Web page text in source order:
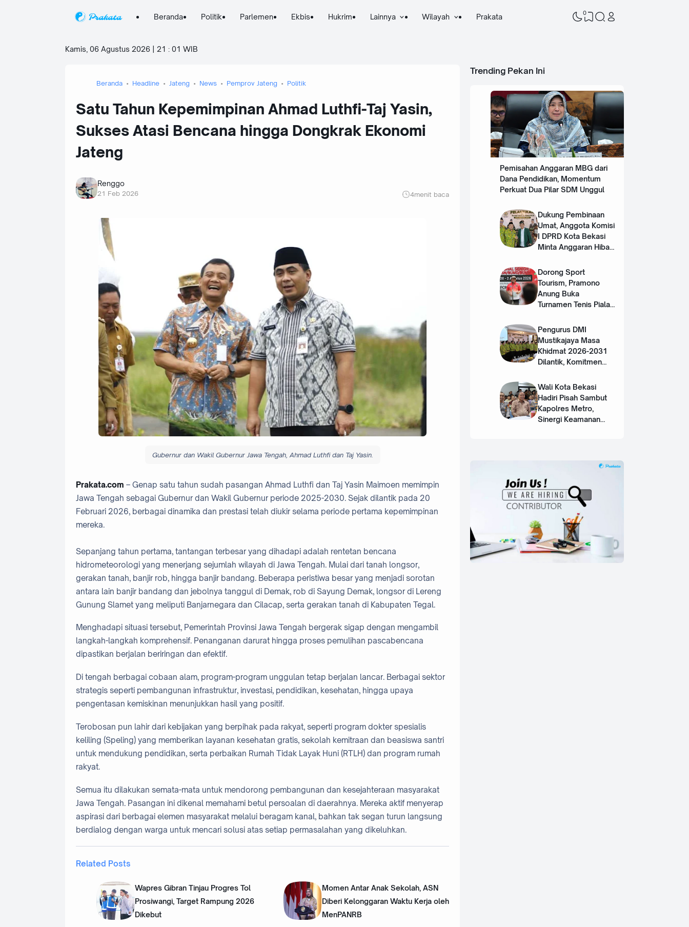
Beranda Politik Parlemen Ekbis Hukrim Lainnya Wilayah Prakata 0
Kamis, 06 Agustus 2026 | 21 : 01 WIB
Beranda Headline Jateng News Pemprov Jateng Politik
Satu Tahun Kepemimpinan Ahmad Luthfi-Taj Yasin,
Sukses Atasi Bencana hingga Dongkrak Ekonomi
Jateng
Renggo
21 Feb 2026 4menit baca
Gubernur dan Wakil Gubernur Jawa Tengah, Ahmad Luthfi dan Taj Yasin.
Prakata.com – Genap satu tahun sudah pasangan Ahmad Luthfi dan Taj Yasin Maimoen memimpin
Jawa Tengah sebagai Gubernur dan Wakil Gubernur periode 2025-2030. Sejak dilantik pada 20
Februari 2026, berbagai dinamika dan prestasi telah diukir selama periode pertama kepemimpinan
mereka.
Sepanjang tahun pertama, tantangan terbesar yang dihadapi adalah rentetan bencana
hidrometeorologi yang menerjang sejumlah wilayah di Jawa Tengah. Mulai dari tanah longsor,
gerakan tanah, banjir rob, hingga banjir bandang. Beberapa peristiwa besar yang menjadi sorotan
antara lain banjir bandang dan jebolnya tanggul di Demak, rob di Sayung Demak, longsor di Lereng
Gunung Slamet yang meliputi Banjarnegara dan Cilacap, serta gerakan tanah di Kabupaten Tegal.
Menghadapi situasi tersebut, Pemerintah Provinsi Jawa Tengah bergerak sigap dengan mengambil
langkah-langkah komprehensif. Penanganan darurat hingga proses pemulihan pascabencana
dipastikan berjalan beriringan dan efektif.
Di tengah berbagai cobaan alam, program-program unggulan tetap berjalan lancar. Berbagai sektor
strategis seperti pembangunan infrastruktur, investasi, pendidikan, kesehatan, hingga upaya
pengentasan kemiskinan menunjukkan hasil yang positif.
Terobosan pun lahir dari kebijakan yang berpihak pada rakyat, seperti program dokter spesialis
keliling (Speling) yang memberikan layanan kesehatan gratis, sekolah kemitraan dan beasiswa santri
untuk mendukung pendidikan, serta perbaikan Rumah Tidak Layak Huni (RTLH) dan program rumah
rakyat.
Semua itu dilakukan semata-mata untuk mendorong pembangunan dan kesejahteraan masyarakat
Jawa Tengah. Pasangan ini dikenal memahami betul persoalan di daerahnya. Mereka aktif menyerap
aspirasi dari berbagai elemen masyarakat melalui beragam kanal, bahkan tak segan turun langsung
berdialog dengan warga untuk mencari solusi atas setiap permasalahan yang dikeluhkan.
Related Posts
Wapres Gibran Tinjau Progres Tol
Prosiwangi, Target Rampung 2026
Dikebut
Momen Antar Anak Sekolah, ASN
Diberi Kelonggaran Waktu Kerja oleh
MenPANRB
Trending Pekan Ini
Pemisahan Anggaran MBG dari
Dana Pendidikan, Momentum
Perkuat Dua Pilar SDM Unggul
Dukung Pembinaan
Umat, Anggota Komisi
I DPRD Kota Bekasi
Minta Anggaran Hibah
Dorong Sport
Tourism, Pramono
Anung Buka
Turnamen Tenis Piala
Pengurus DMI
Mustikajaya Masa
Khidmat 2026-2031
Dilantik, Komitmen
Program Nyata untuk
Umat
Wali Kota Bekasi
Hadiri Pisah Sambut
Kapolres Metro,
Sinergi Keamanan